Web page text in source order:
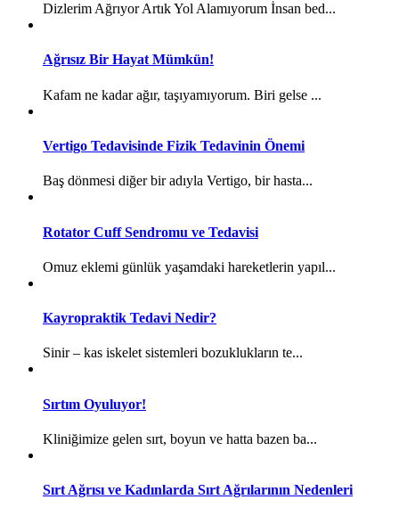
Dizlerim Ağrıyor Artık Yol Alamıyorum İnsan bed...
Ağrısız Bir Hayat Mümkün!
Kafam ne kadar ağır, taşıyamıyorum. Biri gelse ...
Vertigo Tedavisinde Fizik Tedavinin Önemi
Baş dönmesi diğer bir adıyla Vertigo, bir hasta...
Rotator Cuff Sendromu ve Tedavisi
Omuz eklemi günlük yaşamdaki hareketlerin yapıl...
Kayropraktik Tedavi Nedir?
Sinir – kas iskelet sistemleri bozuklukların te...
Sırtım Oyuluyor!
Kliniğimize gelen sırt, boyun ve hatta bazen ba...
Sırt Ağrısı ve Kadınlarda Sırt Ağrılarının Nedenleri